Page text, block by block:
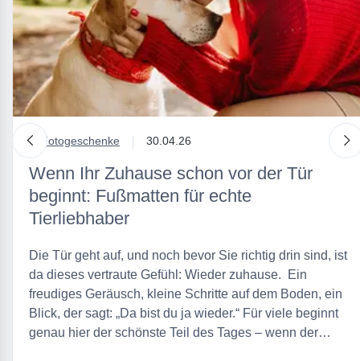
nach links
in Fotogeschenke 30.04.26
Wenn Ihr Zuhause schon vor der Tür
beginnt: Fußmatten für echte
Tierliebhaber
Die Tür geht auf, und noch bevor Sie richtig drin sind, ist
da dieses vertraute Gefühl: Wieder zuhause. Ein
freudiges Geräusch, kleine Schritte auf dem Boden, ein
Blick, der sagt: „Da bist du ja wieder.“ Für viele beginnt
genau hier der schönste Teil des Tages – wenn der…